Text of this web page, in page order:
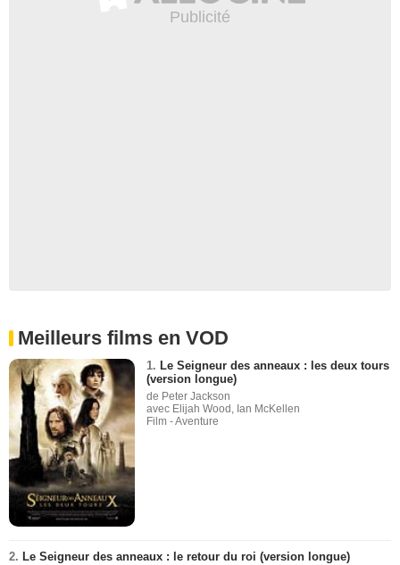
Meilleurs films en VOD
1. Le Seigneur des anneaux : les deux tours
(version longue)
de Peter Jackson
avec Elijah Wood, Ian McKellen
Film - Aventure
2. Le Seigneur des anneaux : le retour du roi (version longue)